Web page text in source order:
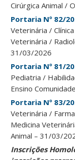
Cirúrgica Animal /
Portaria Nº 82/
Veterinária /
Veterinária /
31/03/2026
Portaria Nº 81/
Pediatria /
Ensino
Portaria Nº 83/
Veterinária /
Medicina
Animal – 31/03/
Inscrições